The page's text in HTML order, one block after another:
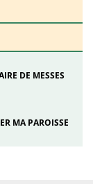
DE MESSES
MA PAROISSE